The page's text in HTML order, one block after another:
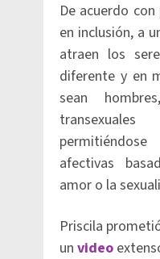
De acuerdo
en inclusión, a
atraen los
diferente y en
sean
afectivas
amor o la
Priscila
unvideo